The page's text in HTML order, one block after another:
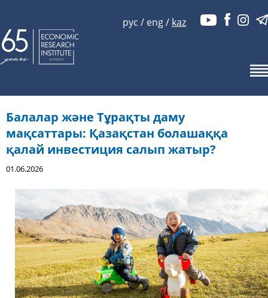
рус / eng/ kaz
Балалар және Тұрақты даму
мақсаттары: Қазақстан болашаққа
қалай инвестиция салып жатыр?
01.06.2026